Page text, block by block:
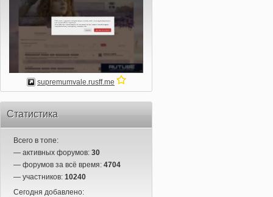
supremumvale.rusff.me
Статистика
Всего в топе:
— активных форумов: 30
— форумов за всё время: 4704
— участников: 10240
Сегодня добавлено: